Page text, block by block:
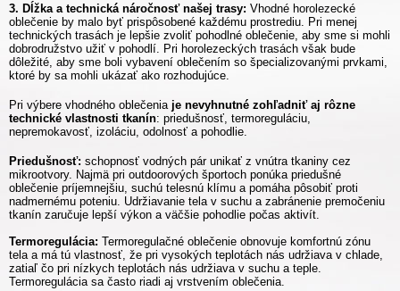
3. Dĺžka a technická náročnosť našej trasy: Vhodné horolezecké
oblečenie by malo byť prispôsobené každému prostrediu. Pri menej
technických trasách je lepšie zvoliť pohodlné oblečenie, aby sme si mohli
dobrodružstvo užiť v pohodlí. Pri horolezeckých trasách však bude
dôležité, aby sme boli vybavení oblečením so špecializovanými prvkami,
ktoré by sa mohli ukázať ako rozhodujúce.
Pri výbere vhodného oblečenia je nevyhnutné zohľadniť aj rôzne
technické vlastnosti tkanín: priedušnosť, termoreguláciu,
nepremokavosť, izoláciu, odolnosť a pohodlie.
Priedušnosť: schopnosť vodných pár unikať z vnútra tkaniny cez
mikrootvory. Najmä pri outdoorových športoch ponúka priedušné
oblečenie príjemnejšiu, suchú telesnú klímu a pomáha pôsobiť proti
nadmernému poteniu. Udržiavanie tela v suchu a zabránenie premočeniu
tkanín zaručuje lepší výkon a väčšie pohodlie počas aktivít.
Termoregulácia: Termoregulačné oblečenie obnovuje komfortnú zónu
tela a má tú vlastnosť, že pri vysokých teplotách nás udržiava v chlade,
zatiaľ čo pri nízkych teplotách nás udržiava v suchu a teple.
Termoregulácia sa často riadi aj vrstvením oblečenia.